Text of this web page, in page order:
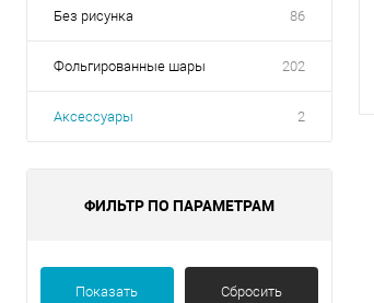
Без рисунка 86
Фольгированные шары 202
Аксессуары 2
ФИЛЬТР ПО ПАРАМЕТРАМ
Показать Сбросить